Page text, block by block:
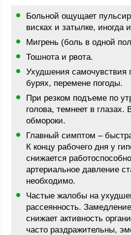
Больной ощущает
висках и затылке, иногда
Мигрень (боль в одной
Тошнота и рвота.
Ухудшения самочувствия
бурях, перемене погоды.
При резком подъеме по
голова, темнеет в глазах.
обмороки.
Главный симптом –
К концу рабочего дня у
снижается
артериальное давление
необходимо.
Частые жалобы на
рассеянность.
снижает активность
часто раздражительны,